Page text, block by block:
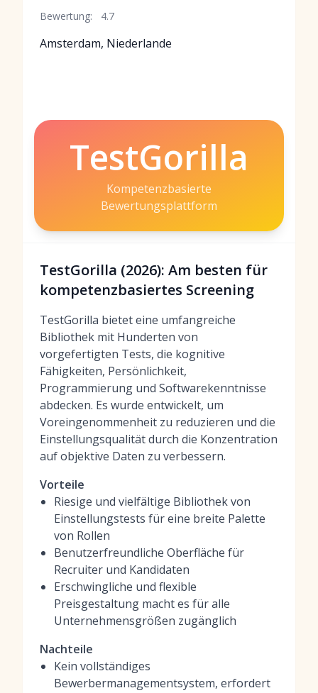
Bewertung: 4.7
Amsterdam, Niederlande
TestGorilla
Kompetenzbasierte
Bewertungsplattform
TestGorilla (2026): Am besten für
kompetenzbasiertes Screening
TestGorilla bietet eine umfangreiche
Bibliothek mit Hunderten von
vorgefertigten Tests, die kognitive
Fähigkeiten, Persönlichkeit,
Programmierung und Softwarekenntnisse
abdecken. Es wurde entwickelt, um
Voreingenommenheit zu reduzieren und die
Einstellungsqualität durch die Konzentration
auf objektive Daten zu verbessern.
Vorteile
Riesige und vielfältige Bibliothek von
Einstellungstests für eine breite Palette
von Rollen
Benutzerfreundliche Oberfläche für
Recruiter und Kandidaten
Erschwingliche und flexible
Preisgestaltung macht es für alle
Unternehmensgrößen zugänglich
Nachteile
Kein vollständiges
Bewerbermanagementsystem, erfordert